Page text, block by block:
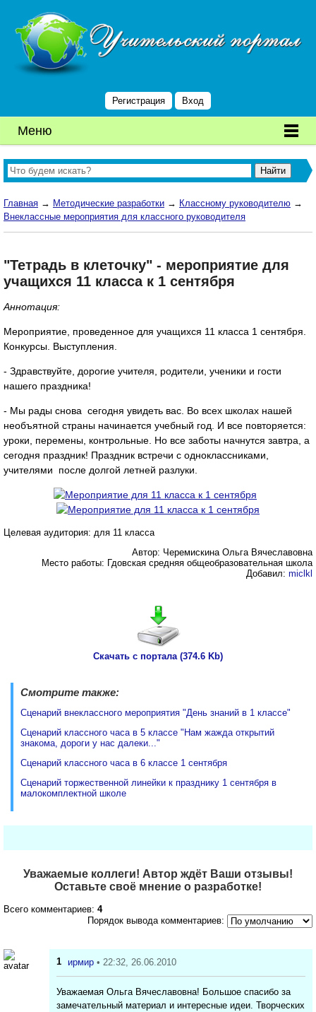
Регистрация Вход
Меню
Главная → Методические разработки → Классному руководителю →
Внеклассные мероприятия для классного руководителя
"Тетрадь в клеточку" - мероприятие для
учащихся 11 класса к 1 сентября
Аннотация:
Мероприятие, проведенное для учащихся 11 класса 1 сентября.
Конкурсы. Выступления.
- Здравствуйте, дорогие учителя, родители, ученики и гости
нашего праздника!
- Мы рады снова сегодня увидеть вас. Во всех школах нашей
необъятной страны начинается учебный год. И все повторяется:
уроки, перемены, контрольные. Но все заботы начнутся завтра, а
сегодня праздник! Праздник встречи с одноклассниками,
учителями после долгой летней разлуки.
Целевая аудитория: для 11 класса
Автор: Черемискина Ольга Вячеславовна
Место работы: Гдовская средняя общеобразовательная школа
Добавил: miclkl
Скачать с портала (374.6 Kb)
Смотрите также:
Сценарий внеклассного мероприятия "День знаний в 1 классе"
Сценарий классного часа в 5 классе "Нам жажда открытий
знакома, дороги у нас далеки..."
Сценарий классного часа в 6 классе 1 сентября
Сценарий торжественной линейки к празднику 1 сентября в
малокомплектной школе
Уважаемые коллеги! Автор ждёт Ваши отзывы!
Оставьте своё мнение о разработке!
Всего комментариев: 4
Порядок вывода комментариев:
1 ирмир • 22:32, 26.06.2010
Уважаемая Ольга Вячеславовна! Большое спасибо за
замечательный материал и интересные идеи. Творческих